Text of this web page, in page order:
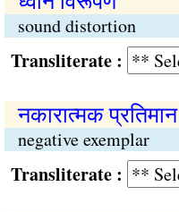
sound distortion
:
नकारात्मक प्रतिमान
negative exemplar
: